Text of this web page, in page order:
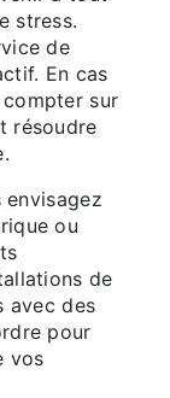
stress.
de
En cas
sur
résoudre
envisagez
ou
de
avec des
pour
vos